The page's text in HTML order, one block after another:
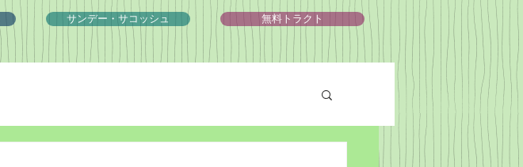
サンデー・サコッシュ 無料トラクト